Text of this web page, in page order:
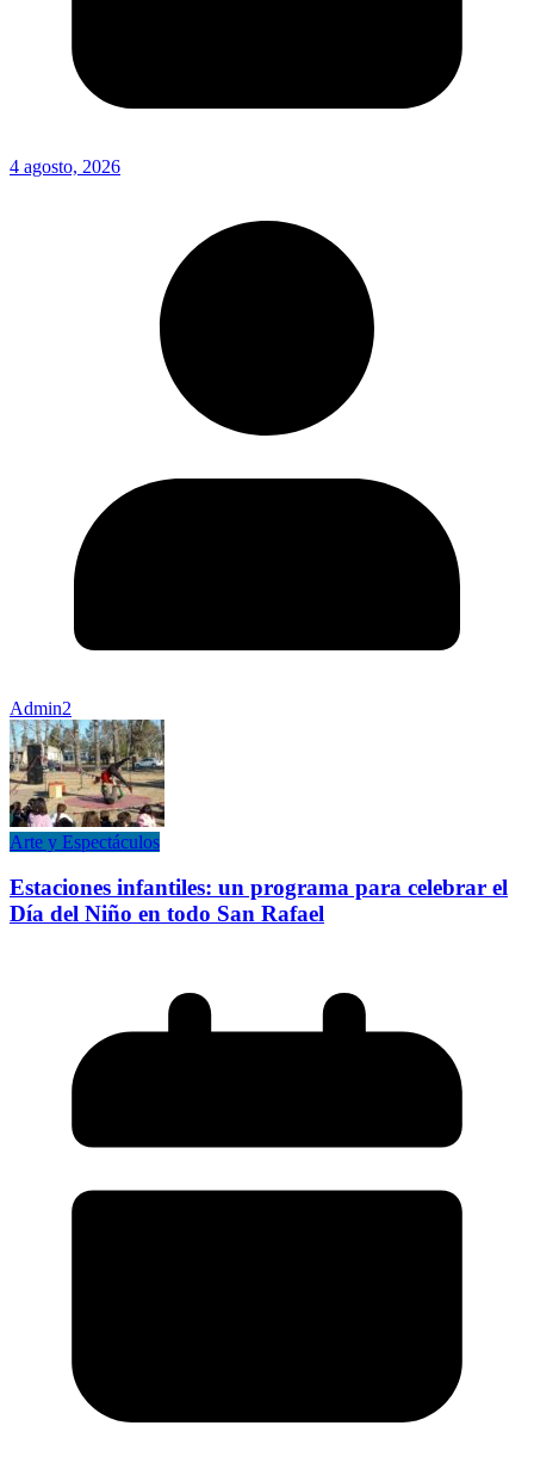
4 agosto, 2026
Admin2
Arte y Espectáculos
Estaciones infantiles: un programa para celebrar el
Día del Niño en todo San Rafael